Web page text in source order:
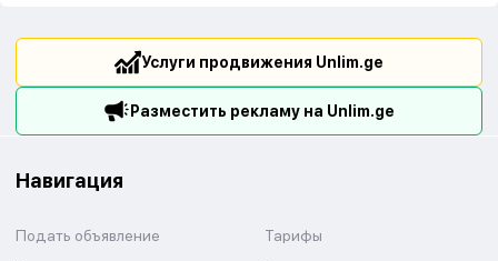
Услуги продвижения Unlim.ge
Разместить рекламу на Unlim.ge
Навигация
Подать объявление
Тарифы